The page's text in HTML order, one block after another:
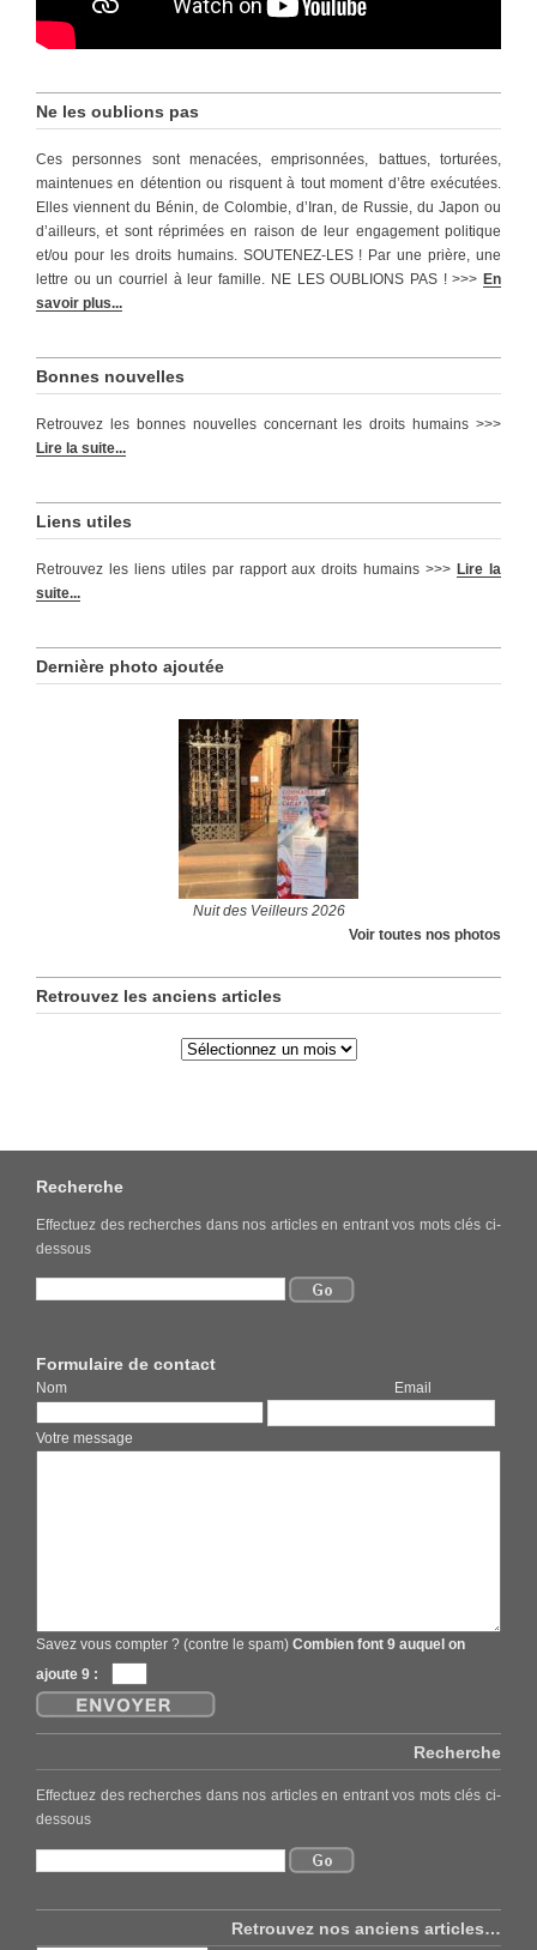
Ne les oublions pas
Ces personnes sont menacées, emprisonnées, battues, torturées,
maintenues en détention ou risquent à tout moment d’être exécutées.
Elles viennent du Bénin, de Colombie, d’Iran, de Russie, du Japon ou
d’ailleurs, et sont réprimées en raison de leur engagement politique
et/ou pour les droits humains. SOUTENEZ-LES ! Par une prière, une
lettre ou un courriel à leur famille. NE LES OUBLIONS PAS ! >>> En
savoir plus...
Bonnes nouvelles
Retrouvez les bonnes nouvelles concernant les droits humains >>>
Lire la suite...
Liens utiles
Retrouvez les liens utiles par rapport aux droits humains >>>Lire la
suite...
Dernière photo ajoutée
Nuit des Veilleurs 2026
Voir toutes nos photos
Retrouvez les anciens articles
Recherche
Effectuez des recherches dans nos articles en entrant vos mots clés ci-
dessous
Formulaire de contact
Nom Email
Votre message
Savez vous compter ? (contre le spam) Combien font 9 auquel on
ajoute 9 :
Recherche
Effectuez des recherches dans nos articles en entrant vos mots clés ci-
dessous
Retrouvez nos anciens articles…